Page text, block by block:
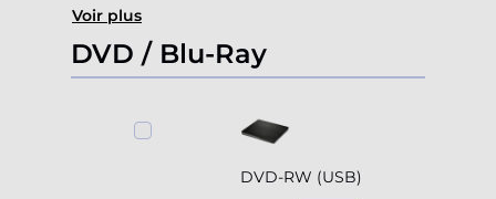
Voir plus
DVD / Blu-Ray
DVD-RW (USB)